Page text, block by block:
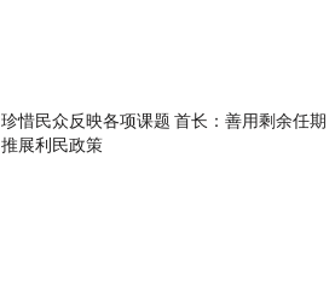
珍惜民众反映各项课题 首长：善用剩余任期
推展利民政策